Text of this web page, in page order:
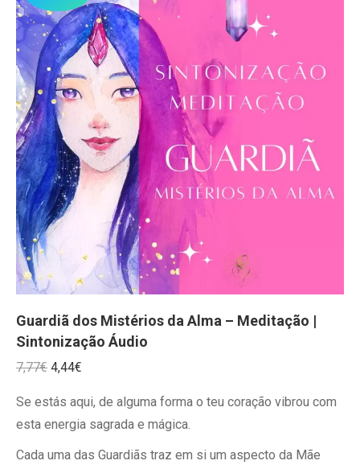
Guardiã dos Mistérios da Alma – Meditação |
Sintonização Áudio
7,77€ O
original
era:
7,77€.
4,44€
atual
é:
4,44€.
Se estás aqui, de alguma forma o teu coração vibrou com
esta energia sagrada e mágica.
Cada uma das Guardiãs traz em si um aspecto da Mãe